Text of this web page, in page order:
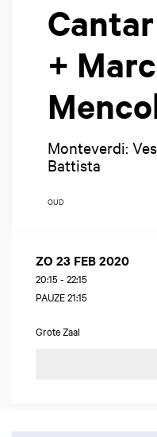
+
Monteverdi:
Battista
OUD
ZO 23 FEB 2020
20:15 - 22:15
PAUZE 21:15
Grote Zaal